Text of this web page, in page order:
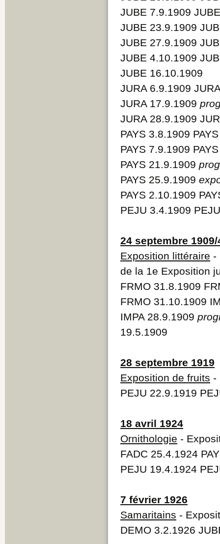
JUBE 7.9.1909
JUBE 23.9.1909
JUBE 27.9.1909
JUBE 4.10.1909
JUBE 16.10.1909
JURA 6.9.1909
JURA 17.9.1909
JURA 28.9.1909
PAYS 3.8.1909
PAYS 7.9.1909
PAYS 21.9.1909
PAYS 25.9.1909
PAYS 2.10.1909
PEJU 3.4.1909
24 septembre
Exposition littéraire -
de la 1e Exposition
FRMO 31.8.1909
FRMO 31.10.1909
IMPA 28.9.1909
19.5.1909
28 septembre 1919
Exposition de fruits -
PEJU 22.9.1919
18 avril 1924
Ornithologie -
FADC 25.4.1924
PEJU 19.4.1924
7 février 1926
Samaritains -
DEMO 3.2.1926